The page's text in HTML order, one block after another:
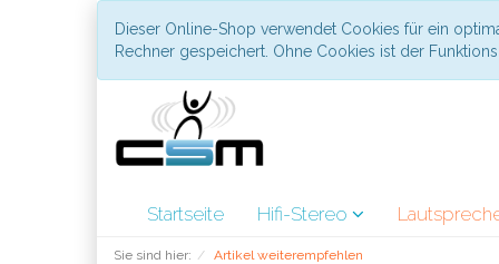
Dieser Online-Shop verwendet Cookies für ein
Rechner gespeichert. Ohne Cookies ist der
Startseite Hifi-Stereo
Sie sind hier: Artikel weiterempfehlen